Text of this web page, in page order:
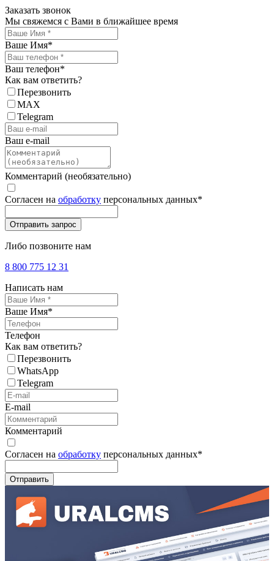
Заказать звонок
Мы свяжемся с Вами в ближайшее время
Ваше Имя*
Ваш телефон*
Как вам ответить?
Перезвонить
MAX
Telegram
Ваш e-mail
Комментарий (необязательно)
Согласен на обработку персональных данных*
Либо позвоните нам
8 800 775 12 31
Написать нам
Ваше Имя*
Телефон
Как вам ответить?
Перезвонить
WhatsApp
Telegram
E-mail
Комментарий
Согласен на обработку персональных данных*